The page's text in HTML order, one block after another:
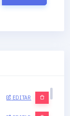
EDITAR